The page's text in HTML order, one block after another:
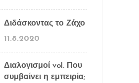
Διδάσκοντας το Ζάχο
11.8.2020
Διαλογισμοί vol. Που
συμβαίνει η εμπειρία;